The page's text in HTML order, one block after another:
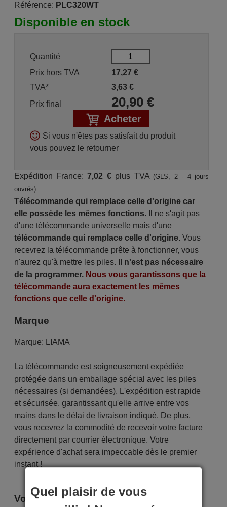
Référence: PLC320WT
Disponible en stock
Quantité
Prix hors TVA
17,27 €
TVA*
3,63€
Prix final
20,90€
Acheter
Si vous n'êtes pas satisfait du produit
vous pouvez le retourner
Expédition France:7,02 €plus TVA (GLS, 2 - 4 jours
ouvrés)
Télécommande qui remplace celle d'origine car
elle possède les mêmes fonctions.Il ne s'agit pas
d'une télécommande universelle mais d'une
télécommande qui remplace celle d'origine.Vous
recevrez la télécommande prête à fonctionner, vous
n'aurez qu'à mettre les piles.
Il n'est pas nécessaire
de la programmer. Nous vous garantissons que la
télécommande aura exactement les mêmes
fonctions que celle d'origine.
Marque
Marque: LIAMA
La télécommande est soigneusement expédiée
protégée dans un emballage spécial avec les piles
nécessaires (si demandées). L'expédition est rapide
et sécurisée, garantissant qu'elle arrive entre vos
mains dans le délai de livraison indiqué. De plus,
vous recevrez la commodité de recevoir votre facture
directement par courrier électronique. Votre
expérience d'achat sera impeccable dès le premier
instant !
Voici certains modèles qui utilisent cette
Quel plaisir de vous